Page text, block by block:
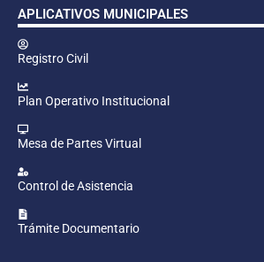
APLICATIVOS MUNICIPALES
Registro Civil
Plan Operativo Institucional
Mesa de Partes Virtual
Control de Asistencia
Trámite Documentario